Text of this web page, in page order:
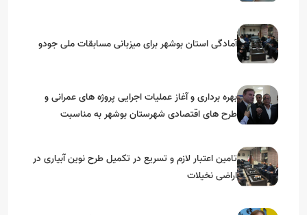
آمادگی استان بوشهر برای میزبانی مسابقات ملی جودو
بهره برداری و آغاز عملیات اجرایی پروژه های عمرانی و
طرح های اقتصادی شهرستان بوشهر به مناسبت
تامین اعتبار لازم و تسریع در تکمیل طرح نوین آبیاری در
اراضی نخیلات